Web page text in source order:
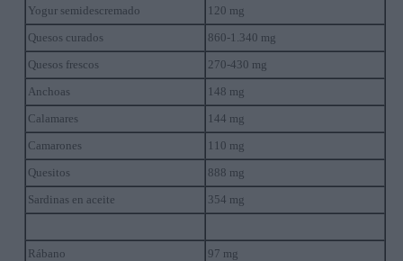
Yogur semidescremado
120 mg
Quesos curados
860-1.340 mg
Quesos frescos
270-430 mg
Anchoas
148 mg
Calamares
144 mg
Camarones
110 mg
Quesitos
888 mg
Sardinas en aceite
354 mg
Rábano
97 mg